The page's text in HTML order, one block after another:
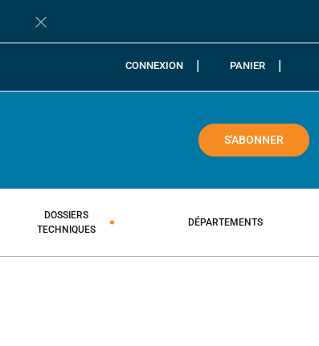
Fermer la barre de notification
CONNEXION PANIER
S'ABONNER
DOSSIERS
TECHNIQUES
DÉPARTEMENTS